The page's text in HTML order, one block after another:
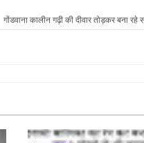
गोंडवाना कालीन गढ़ी की दीवार तोड़कर बना